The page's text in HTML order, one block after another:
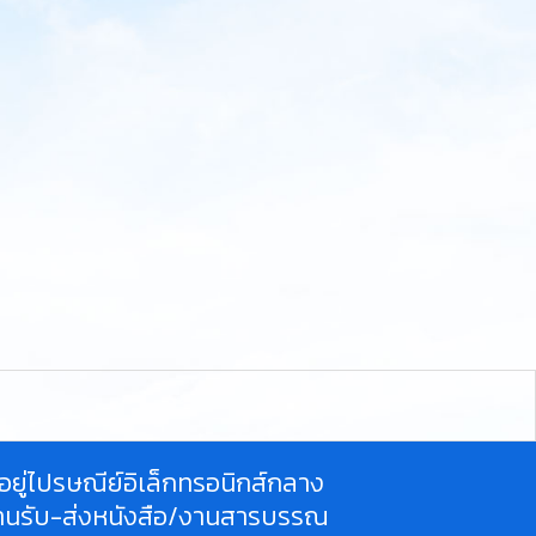
ยู่ไปรษณีย์อิเล็กทรอนิกส์กลาง
นรับ-ส่งหนังสือ/งานสารบรรณ